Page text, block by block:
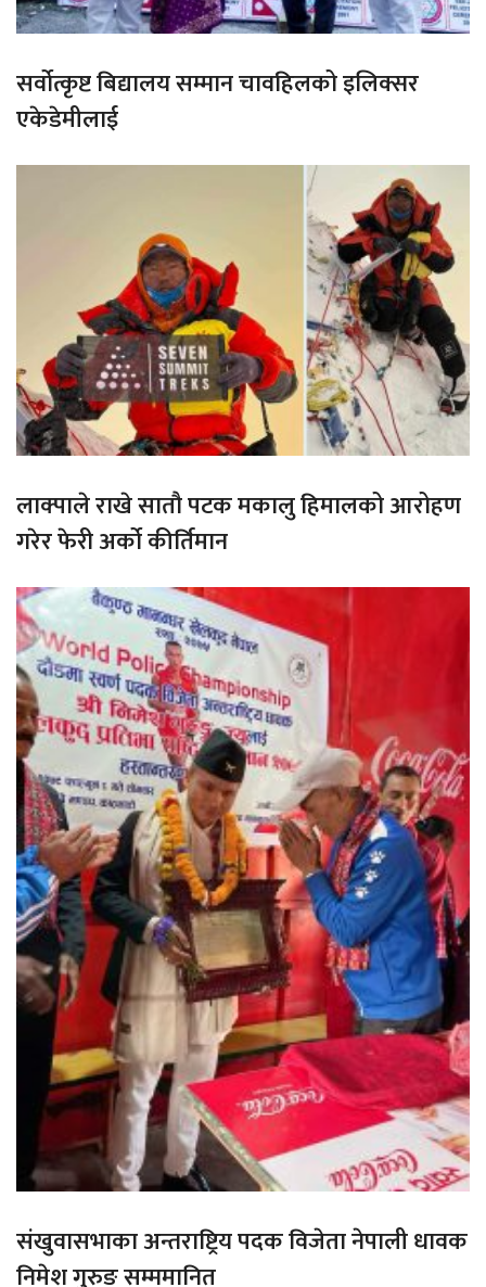
सर्वोत्कृष्ट बिद्यालय सम्मान चावहिलको इलिक्सर
एकेडेमीलाई
लाक्पाले राखे सातौ पटक मकालु हिमालको आरोहण
गरेर फेरी अर्को कीर्तिमान
संखुवासभाका अन्तराष्ट्रिय पदक विजेता नेपाली धावक
निमेश गुरुङ सम्ममानित